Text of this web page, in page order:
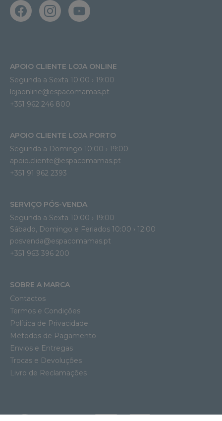
APOIO CLIENTE LOJA ONLINE
Segunda a Sexta 10:00 › 19:00
lojaonline@espacomamas.pt
+351 962 246 800
APOIO CLIENTE LOJA PORTO
Segunda a Domingo 10:00 › 19:00
apoio.cliente@espacomamas.pt
+351 91 962 2393
SERVIÇO PÓS-VENDA
Segunda a Sexta 10:00 › 19:00
Sábado, Domingo e Feriados 10:00 › 12:00
posvenda@espacomamas.pt
+351 963 396 200
SOBRE A MARCA
Contactos
Termos e Condições
Política de Privacidade
Métodos de Pagamento
Envios e Entregas
Trocas e Devoluções
Livro de Reclamações